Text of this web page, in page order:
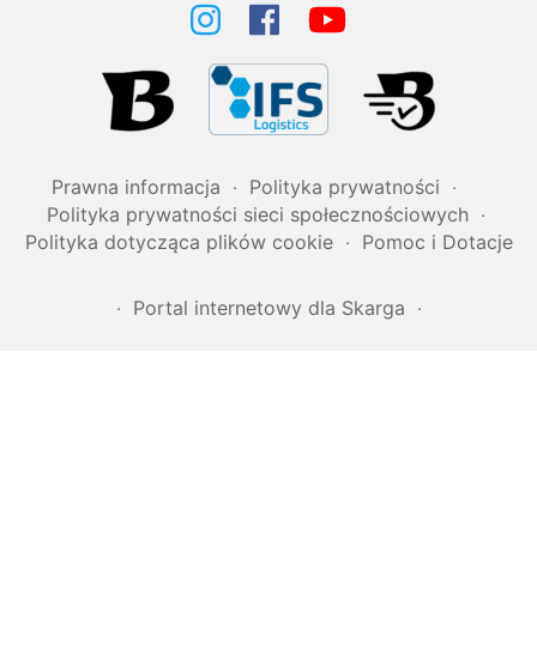
Prawna informacja ‧ Polityka prywatności ‧
Polityka prywatności sieci społecznościowych ‧
Polityka dotycząca plików cookie ‧ Pomoc i Dotacje
‧ Portal internetowy dla Skarga ‧